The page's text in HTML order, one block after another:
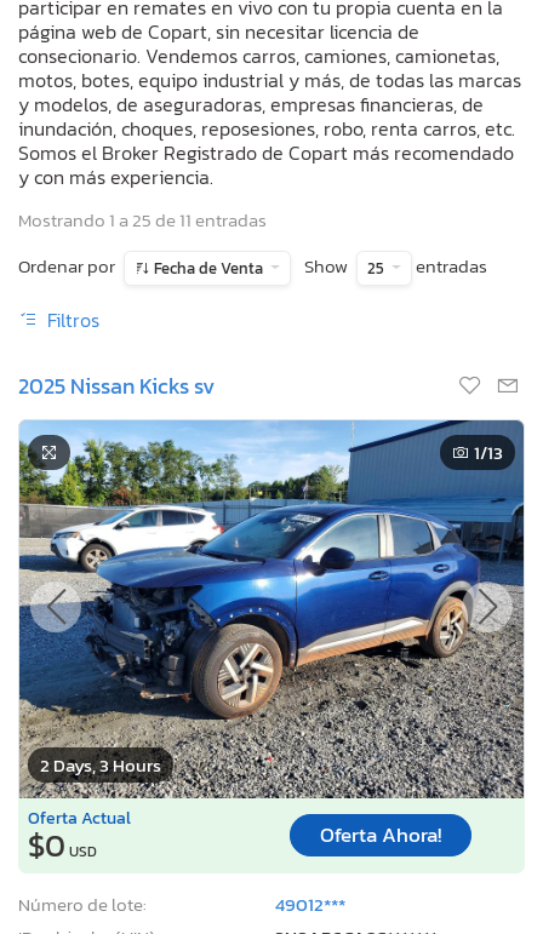
participar en remates en vivo con tu propia cuenta en la
página web de Copart, sin necesitar licencia de
consecionario. Vendemos carros, camiones, camionetas,
motos, botes, equipo industrial y más, de todas las marcas
y modelos, de aseguradoras, empresas financieras, de
inundación, choques, reposesiones, robo, renta carros, etc.
Somos el Broker Registrado de Copart más recomendado
y con más experiencia.
Mostrando 1 a 25 de 11 entradas
Ordenar por
Fecha de Venta Show 25 entradas
Filtros
2025 Nissan Kicks sv
2 Days, 3 Hours
1/13
Oferta Actual
$0 USD
Oferta Ahora!
Número de lote:
49012***